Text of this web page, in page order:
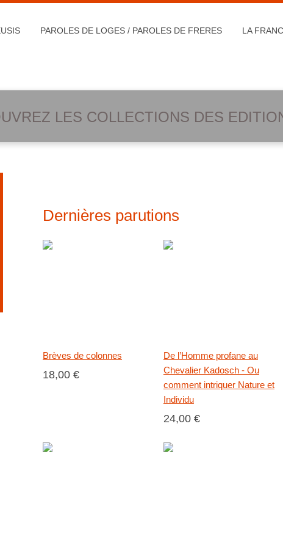
PAROLES DE LOGES / PAROLES DE FRERES LA
LES COLLECTIONS DES
Dernières parutions
Brèves de colonnes
18,00 €
De l’Homme profane au
Chevalier Kadosch - Ou
comment intriquer Nature et
Individu
24,00 €